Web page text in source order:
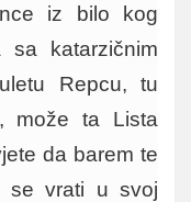
iz bilo kog
katarzičnim
Repcu, tu
može ta Lista
da barem te
se vrati u svoj